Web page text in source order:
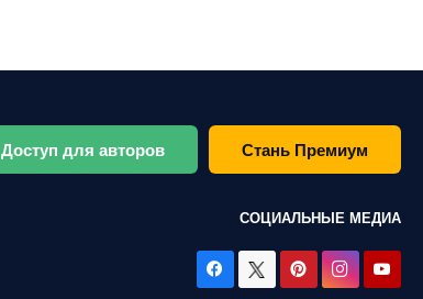
Доступ для авторов Стань Премиум
СОЦИАЛЬНЫЕ МЕДИА